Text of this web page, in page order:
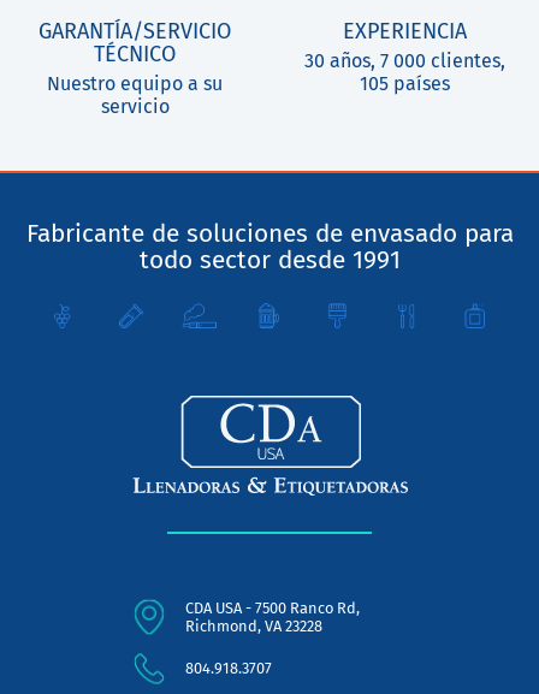
GARANTÍA/SERVICIO
TÉCNICO
Nuestro equipo a su
servicio
EXPERIENCIA
30 años, 7 000 clientes,
105 países
Fabricante de soluciones de envasado para
todo sector desde 1991
CDA USA - 7500 Ranco Rd,
Richmond, VA 23228
804.918.3707